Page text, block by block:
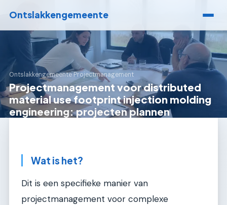
Ontslakkengemeente
Ontslakkengemeente›Projectmanagement
Projectmanagement voor distributed
material use footprint injection molding
engineering: projecten plannen
Wat is het?
Dit is een specifieke manier van
projectmanagement voor complexe